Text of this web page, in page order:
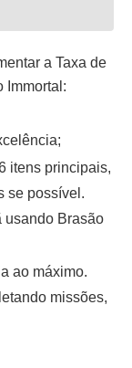
a Taxa de
Immortal:
itens principais,
se possível.
usando Brasão
ao máximo.
missões,